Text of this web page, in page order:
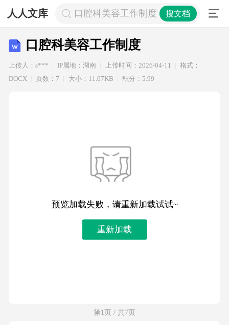
人人文库 口腔科美容工作制度 搜文档
口腔科美容工作制度
上传人：s*** IP属地：湖南 上传时间：2026-04-11
格式：
DOCX
页数：7 大小：11.07KB 积分：5.99
预览加载失败，请重新加载试试~
重新加载
第1页 / 共7页